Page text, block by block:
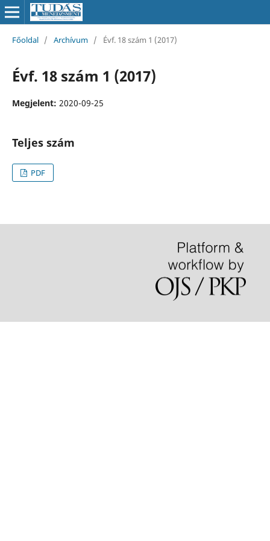
Főoldal / Archívum / Évf. 18 szám 1 (2017)
Évf. 18 szám 1 (2017)
Megjelent: 2020-09-25
Teljes szám
PDF